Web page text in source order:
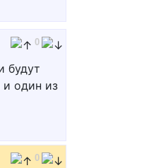
0
будут
и один из
0